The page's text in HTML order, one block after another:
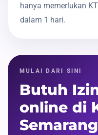
hanya memerlukan
dalam 1 hari.
MULAI DARI SINI
Butuh
online di